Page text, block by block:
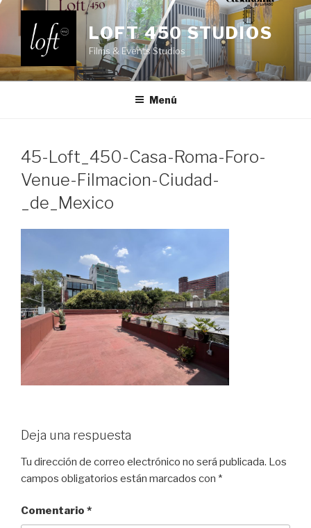
Saltar
contenido
LOFT 450 STUDIOS
Films & Events Studios
Menú
45-Loft_450-Casa-Roma-Foro-
Venue-Filmacion-Ciudad-
_de_Mexico
Deja una respuesta
Tu dirección de correo electrónico no será publicada. Los
campos obligatorios están marcados con *
Comentario *